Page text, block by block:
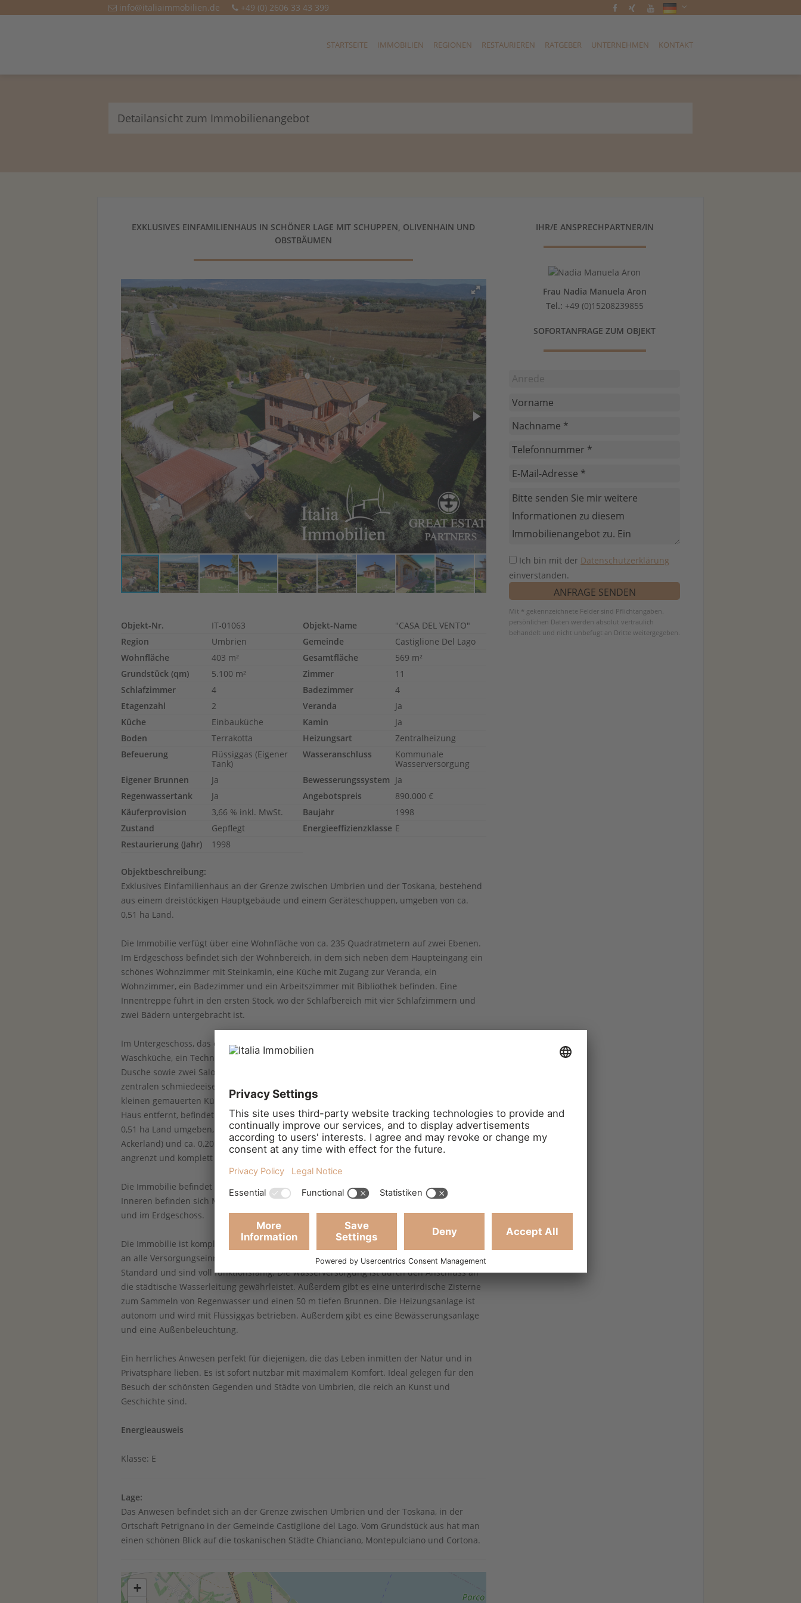
info@italiaimmobilien.de +49 (0) 2606 33 43 399
STARTSEITE IMMOBILIEN REGIONEN RESTAURIEREN RATGEBER UNTERNEHMEN KONTAKT
Detailansicht zum Immobilienangebot
EXKLUSIVES EINFAMILIENHAUS IN SCHÖNER LAGE MIT SCHUPPEN, OLIVENHAIN UND
OBSTBÄUMEN
Objekt-Nr. IT-01063 Objekt-Name
"CASA DEL VENTO"
Region
Umbrien Gemeinde
Castiglione Del Lago
Wohnfläche
403 m² Gesamtfläche
569 m²
Grundstück (qm)
5.100 m² Zimmer
11
Schlafzimmer
4 Badezimmer
4
Etagenzahl
2 Veranda
Ja
Küche
Einbauküche Kamin
Ja
Boden
Terrakotta Heizungsart
Zentralheizung
Befeuerung
Flüssiggas (Eigener
Tank)
Wasseranschluss
Kommunale
Wasserversorgung
Eigener Brunnen
Ja Bewesserungssystem Ja
Regenwassertank
Ja Angebotspreis
890.000 €
Käuferprovision
3,66 % inkl. MwSt. Baujahr
1998
Zustand
Gepflegt Energieeffizienzklasse E
Restaurierung (Jahr)
1998
Objektbeschreibung:
Exklusives Einfamilienhaus an der Grenze zwischen Umbrien und der Toskana, bestehend
aus einem dreistöckigen Hauptgebäude und einem Geräteschuppen, umgeben von ca.
0,51 ha Land.
Die Immobilie verfügt über eine Wohnfläche von ca. 235 Quadratmetern auf zwei Ebenen.
Im Erdgeschoss befindet sich der Wohnbereich, in dem sich neben dem Haupteingang ein
schönes Wohnzimmer mit Steinkamin, eine Küche mit Zugang zur Veranda, ein
Wohnzimmer, ein Badezimmer und ein Arbeitszimmer mit Bibliothek befinden. Eine
Innentreppe führt in den ersten Stock, wo der Schlafbereich mit vier Schlafzimmern und
zwei Bädern untergebracht ist.
Im Untergeschoss, das eine Fläche von etwa 170 Quadratmetern hat, befinden sich eine
Waschküche, ein Technikraum, eine Speisekammer, ein Badezimmer mit Vorraum und
Dusche sowie zwei Salons, einer davon mit zwei großen Fenstern, der andere mit einer
zentralen schmiedeeisernen Treppe, einem großen Steinkamin, einer Barecke und einer
kleinen gemauerten Küche. Hier wurde offenbar etwas entfernt. Ein paar Schritte vom
Haus entfernt, befindet sich ein Geräteschuppen von ca. 60 qm. Das Anwesen ist von ca.
0,51 ha Land umgeben, wovon ca. 0,31 ha landwirtschaftliche Nutzfläche (Olivenhain und
Ackerland) und ca. 0,20 ha Park/Garten sind. In dem schönen Park/Garten, der an das Haus
angrenzt und komplett eingezäunt ist, befinden sich Zierpflanzen und Obstbäume.
Die Immobilie befindet sich in einem guten Zustand, die Außenfassade ist aus Stein, im
Inneren befinden sich Massivholzparkettböden und toskanische Terrakottaböden im Keller
und im Erdgeschoss.
Die Immobilie ist komplett bezugsfertig, verfügt über alle Hauptanschlüsse und ist korrekt
an alle Versorgungseinrichtungen angeschlossen. Alle Installationen entsprechen dem
Standard und sind voll funktionsfähig. Die Wasserversorgung ist durch den Anschluss an
die städtische Wasserleitung gewährleistet. Außerdem gibt es eine unterirdische Zisterne
zum Sammeln von Regenwasser und einen 50 m tiefen Brunnen. Die Heizungsanlage ist
autonom und wird mit Flüssiggas betrieben. Außerdem gibt es eine Bewässerungsanlage
und eine Außenbeleuchtung.
Ein herrliches Anwesen perfekt für diejenigen, die das Leben inmitten der Natur und in
Privatsphäre lieben. Es ist sofort nutzbar mit maximalem Komfort. Ideal gelegen für den
Besuch der schönsten Gegenden und Städte von Umbrien, die reich an Kunst und
Geschichte sind.
Energieausweis
Klasse: E
Lage:
Das Anwesen befindet sich an der Grenze zwischen Umbrien und der Toskana, in der
Ortschaft Petrignano in der Gemeinde Castiglione del Lago. Vom Grundstück aus hat man
einen schönen Blick auf die toskanischen Städte Chianciano, Montepulciano und Cortona.
+
IHR/E ANSPRECHPARTNER/IN
Frau Nadia Manuela Aron
Tel.: +49 (0)15208239855
SOFORTANFRAGE ZUM OBJEKT
Ich bin mit der Datenschutzerklärung
einverstanden.
Mit * gekennzeichnete Felder sind Pflichtangaben.
persönlichen Daten werden absolut vertraulich
behandelt und nicht unbefugt an Dritte weitergegeben.